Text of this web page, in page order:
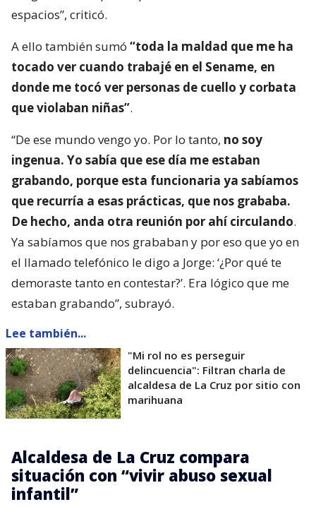
espacios”, criticó.
A ello también sumó “toda la maldad que me ha
tocado ver cuando trabajé en el Sename, en
donde me tocó ver personas de cuello y corbata
que violaban niñas”.
“De ese mundo vengo yo. Por lo tanto, no soy
ingenua. Yo sabía que ese día me estaban
grabando, porque esta funcionaria ya sabíamos
que recurría a esas prácticas, que nos grababa.
De hecho, anda otra reunión por ahí circulando.
Ya sabíamos que nos grababan y por eso que yo en
el llamado telefónico le digo a Jorge: ‘¿Por qué te
demoraste tanto en contestar?’. Era lógico que me
estaban grabando”, subrayó.
Lee también...
"Mi rol no es perseguir
delincuencia": Filtran charla de
alcaldesa de La Cruz por sitio con
marihuana
Alcaldesa de La Cruz compara
situación con “vivir abuso sexual
infantil”